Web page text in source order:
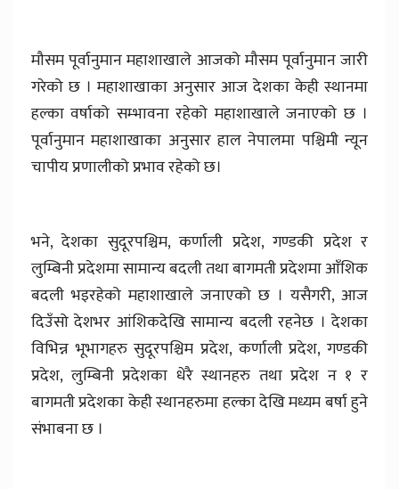
मौसम पूर्वानुमान महाशाखाले आजको मौसम पूर्वानुमान जारी
गरेको छ । महाशाखाका अनुसार आज देशका केही स्थानमा
हल्का वर्षाको सम्भावना रहेको महाशाखाले जनाएको छ ।
पूर्वानुमान महाशाखाका अनुसार हाल नेपालमा पश्चिमी न्यून
चापीय प्रणालीको प्रभाव रहेको छ।
भने, देशका सुदूरपश्चिम, कर्णाली प्रदेश, गण्डकी प्रदेश र
लुम्बिनी प्रदेशमा सामान्य बदली तथा बागमती प्रदेशमा आँशिक
बदली भइरहेको महाशाखाले जनाएको छ । यसैगरी, आज
दिउँसो देशभर आंशिकदेखि सामान्य बदली रहनेछ । देशका
विभिन्न भूभागहरु सुदूरपश्चिम प्रदेश, कर्णाली प्रदेश, गण्डकी
प्रदेश, लुम्बिनी प्रदेशका धेरै स्थानहरु तथा प्रदेश न १ र
बागमती प्रदेशका केही स्थानहरुमा हल्का देखि मध्यम बर्षा हुने
संभाबना छ ।